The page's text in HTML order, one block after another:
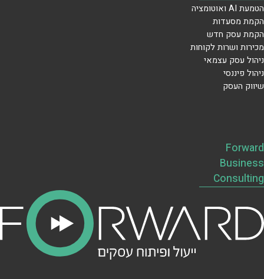
הטמעת AI ואוטומציה
הקמת מסעדות
הקמת עסק חדש
מכירות ושרות לקוחות
ניהול עסק עצמאי
ניהול פיננסי
שיווק העסק
Forward
Business
Consulting